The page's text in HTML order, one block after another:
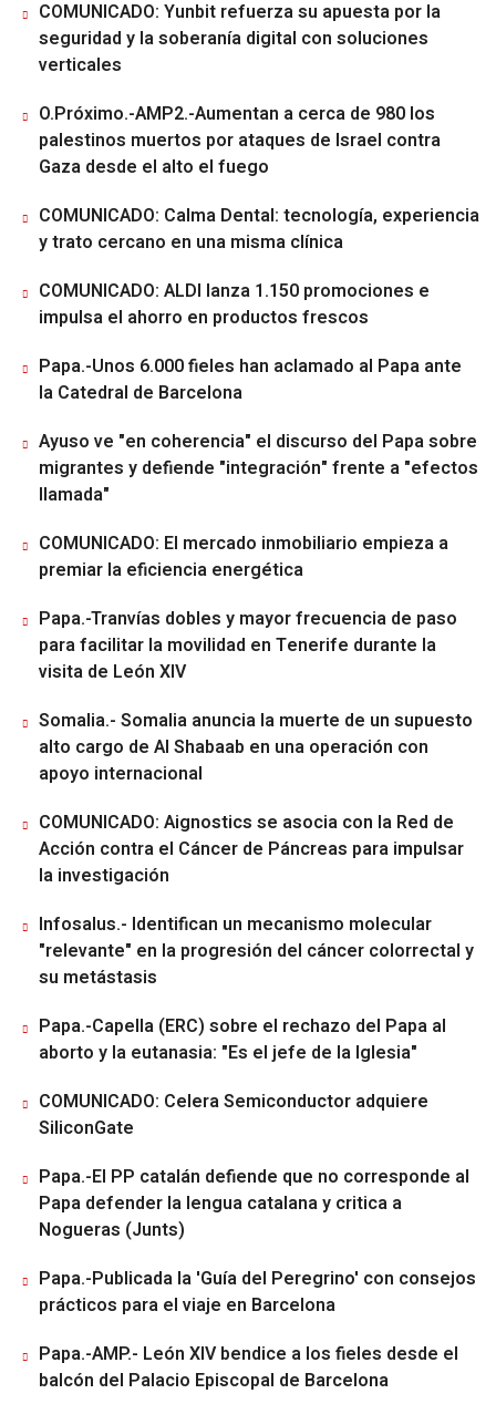
COMUNICADO: Yunbit refuerza su apuesta por la
seguridad y la soberanía digital con soluciones
verticales
O.Próximo.-AMP2.-Aumentan a cerca de 980 los
palestinos muertos por ataques de Israel contra
Gaza desde el alto el fuego
COMUNICADO: Calma Dental: tecnología, experiencia
y trato cercano en una misma clínica
COMUNICADO: ALDI lanza 1.150 promociones e
impulsa el ahorro en productos frescos
Papa.-Unos 6.000 fieles han aclamado al Papa ante
la Catedral de Barcelona
Ayuso ve "en coherencia" el discurso del Papa sobre
migrantes y defiende "integración" frente a "efectos
llamada"
COMUNICADO: El mercado inmobiliario empieza a
premiar la eficiencia energética
Papa.-Tranvías dobles y mayor frecuencia de paso
para facilitar la movilidad en Tenerife durante la
visita de León XIV
Somalia.- Somalia anuncia la muerte de un supuesto
alto cargo de Al Shabaab en una operación con
apoyo internacional
COMUNICADO: Aignostics se asocia con la Red de
Acción contra el Cáncer de Páncreas para impulsar
la investigación
Infosalus.- Identifican un mecanismo molecular
"relevante" en la progresión del cáncer colorrectal y
su metástasis
Papa.-Capella (ERC) sobre el rechazo del Papa al
aborto y la eutanasia: "Es el jefe de la Iglesia"
COMUNICADO: Celera Semiconductor adquiere
SiliconGate
Papa.-El PP catalán defiende que no corresponde al
Papa defender la lengua catalana y critica a
Nogueras (Junts)
Papa.-Publicada la 'Guía del Peregrino' con consejos
prácticos para el viaje en Barcelona
Papa.-AMP.- León XIV bendice a los fieles desde el
balcón del Palacio Episcopal de Barcelona